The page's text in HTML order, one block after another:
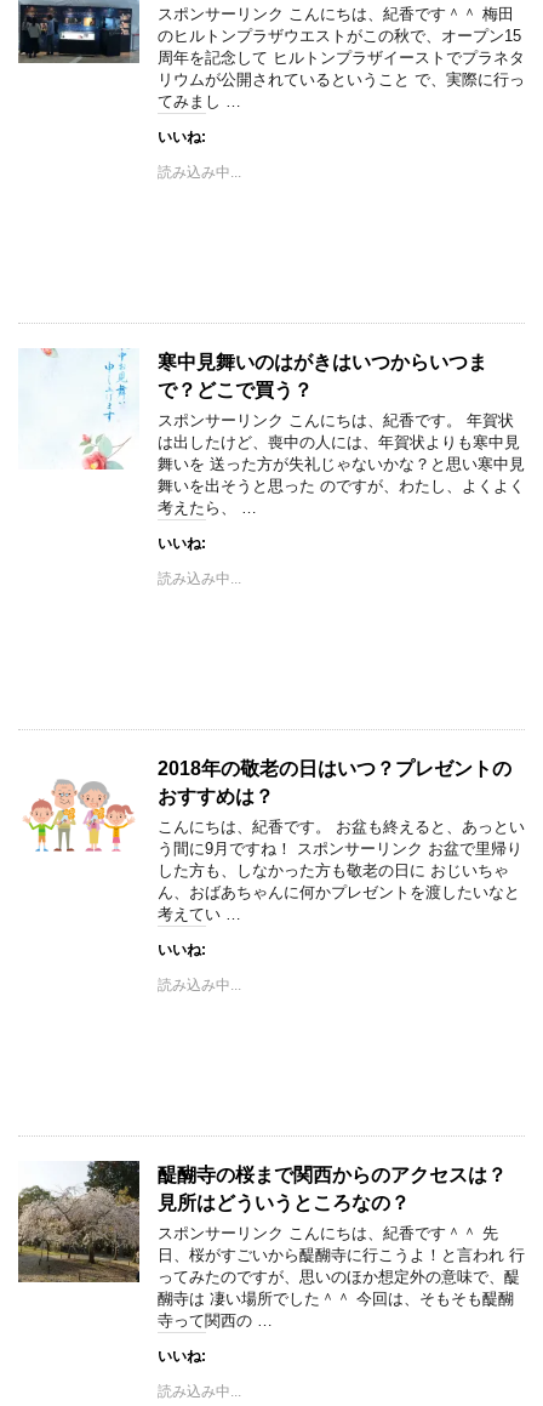
スポンサーリンク こんにちは、紀香です＾＾ 梅田
のヒルトンプラザウエストがこの秋で、オープン15
周年を記念して ヒルトンプラザイーストでプラネタ
リウムが公開されているということ で、実際に行っ
てみまし …
いいね:
読み込み中...
寒中見舞いのはがきはいつからいつま
で？どこで買う？
スポンサーリンク こんにちは、紀香です。 年賀状
は出したけど、喪中の人には、年賀状よりも寒中見
舞いを 送った方が失礼じゃないかな？と思い寒中見
舞いを出そうと思った のですが、わたし、よくよく
考えたら、 …
いいね:
読み込み中...
2018年の敬老の日はいつ？プレゼントの
おすすめは？
こんにちは、紀香です。 お盆も終えると、あっとい
う間に9月ですね！ スポンサーリンク お盆で里帰り
した方も、しなかった方も敬老の日に おじいちゃ
ん、おばあちゃんに何かプレゼントを渡したいなと
考えてい …
いいね:
読み込み中...
醍醐寺の桜まで関西からのアクセスは？
見所はどういうところなの？
スポンサーリンク こんにちは、紀香です＾＾ 先
日、桜がすごいから醍醐寺に行こうよ！と言われ 行
ってみたのですが、思いのほか想定外の意味で、醍
醐寺は 凄い場所でした＾＾ 今回は、そもそも醍醐
寺って関西の …
いいね:
読み込み中...